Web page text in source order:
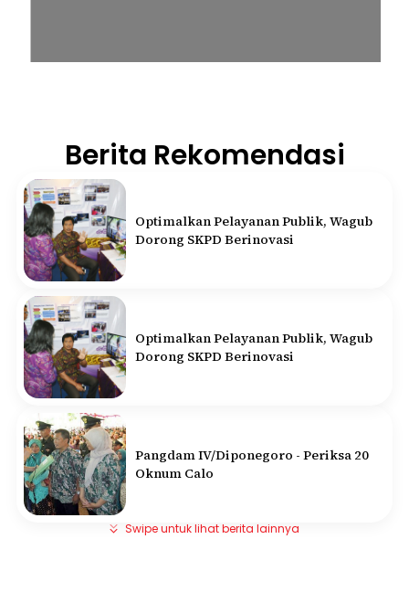
Berita Rekomendasi
Optimalkan Pelayanan Publik, Wagub
Dorong SKPD Berinovasi
Optimalkan Pelayanan Publik, Wagub
Dorong SKPD Berinovasi
Pangdam IV/Diponegoro - Periksa 20
Oknum Calo
Swipe untuk lihat berita lainnya